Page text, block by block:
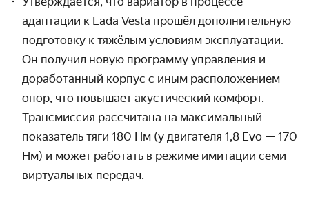
адаптации к Lada Vesta прошёл дополнительную
подготовку к тяжёлым условиям эксплуатации.
Он получил новую программу управления и
доработанный корпус с иным расположением
опор, что повышает акустический комфорт.
Трансмиссия рассчитана на максимальный
показатель тяги 180 Нм (у двигателя 1,8 Evo — 170
Нм) и может работать в режиме имитации семи
виртуальных передач.